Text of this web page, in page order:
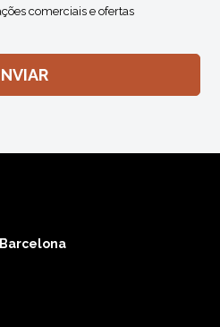
comerciais e ofertas